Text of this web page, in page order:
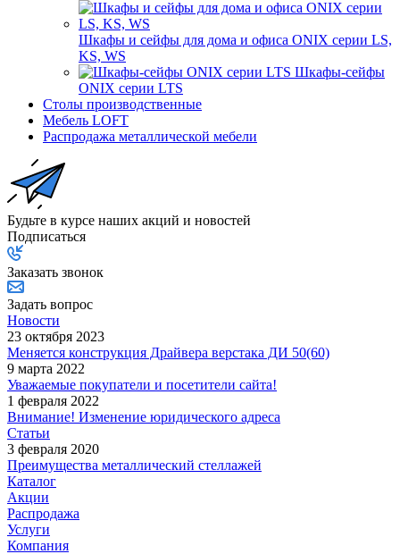
Шкафы и сейфы для дома и офиса ONIX серии LS,
KS, WS
Шкафы-сейфы
ONIX серии LTS
Столы производственные
Мебель LOFT
Распродажа металлической мебели
Будьте в курсе наших акций и новостей
Подписаться
Заказать звонок
Задать вопрос
Новости
23 октября 2023
Меняется конструкция Драйвера верстака ДИ 50(60)
9 марта 2022
Уважаемые покупатели и посетители сайта!
1 февраля 2022
Внимание! Изменение юридического адреса
Статьи
3 февраля 2020
Преимущества металлический стеллажей
Каталог
Акции
Распродажа
Услуги
Компания